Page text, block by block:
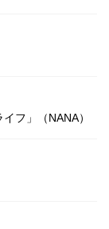
フ」（NANA）